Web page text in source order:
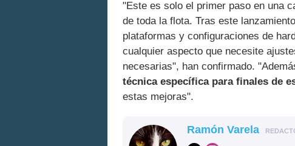
"Este es solo el primer paso en una
de toda la flota. Tras este
plataformas y configuraciones de
cualquier aspecto que necesite
necesarias", han confirmado.
técnica específica para finales de
estas mejoras".
Ramón Varela